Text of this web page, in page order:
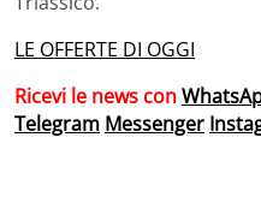
LE OFFERTE DI OGGI
Ricevi le news con
Telegram Messenger